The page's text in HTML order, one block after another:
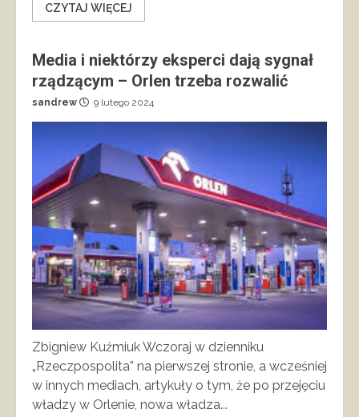
CZYTAJ WIĘCEJ
Media i niektórzy eksperci dają sygnał
rządzącym – Orlen trzeba rozwalić
sandrew 9 lutego 2024
Zbigniew Kuźmiuk Wczoraj w dzienniku
„Rzeczpospolita” na pierwszej stronie, a wcześniej
w innych mediach, artykuły o tym, że po przejęciu
władzy w Orlenie, nowa władza...